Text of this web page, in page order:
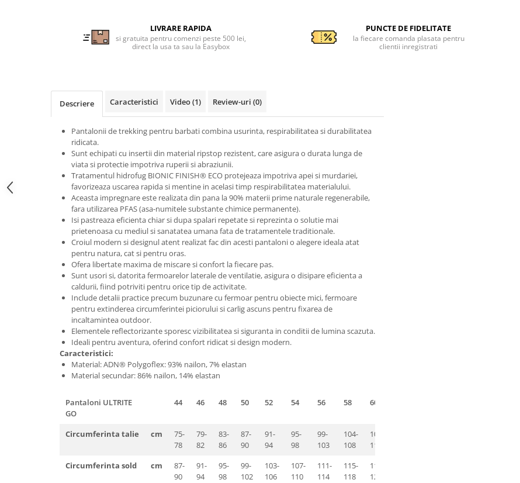
Jachete / Bluze salopeta
Pantaloni impermeabili
Veste de lucru
Industria alimentara
Pantaloni de lucru
Sorturi impermeabile
Pantaloni de lucru in talie
Jachete pentru sudura
Pantaloni de protectie
Pantaloni de lucru cu pieptar
Veste de lucru
Bluze pentru femei
Jachete / Bluze salopeta
Pantaloni de lucru in talie
LIVRARE RAPIDA
si gratuita pentru comenzi peste 500 lei,
direct la usa ta sau la Easybox
PUNCTE DE FIDELITATE
la fiecare comanda plasata pentru
clientii inregistrati
Descriere Caracteristici Video(1) Review-uri (0)
Pantalonii de trekking pentru barbati combina usurinta, respirabilitatea si durabilitatea
ridicata.
Sunt echipati cu insertii din material ripstop rezistent, care asigura o durata lunga de
viata si protectie impotriva ruperii si abraziunii.
Tratamentul hidrofug BIONIC FINISH® ECO protejeaza impotriva apei si murdariei,
favorizeaza uscarea rapida si mentine in acelasi timp respirabilitatea materialului.
Aceasta impregnare este realizata din pana la 90% materii prime naturale regenerabile,
fara utilizarea PFAS (asa-numitele substante chimice permanente).
Isi pastreaza eficienta chiar si dupa spalari repetate si reprezinta o solutie mai
prietenoasa cu mediul si sanatatea umana fata de tratamentele traditionale.
Croiul modern si designul atent realizat fac din acesti pantaloni o alegere ideala atat
pentru natura, cat si pentru oras.
Ofera libertate maxima de miscare si confort la fiecare pas.
Sunt usori si, datorita fermoarelor laterale de ventilatie, asigura o disipare eficienta a
caldurii, fiind potriviti pentru orice tip de activitate.
Include detalii practice precum buzunare cu fermoar pentru obiecte mici, fermoare
pentru extinderea circumferintei piciorului si carlig ascuns pentru fixarea de
incaltamintea outdoor.
Elementele reflectorizante sporesc vizibilitatea si siguranta in conditii de lumina scazuta.
Ideali pentru aventura, oferind confort ridicat si design modern.
Caracteristici:
Material: ADN® Polygoflex: 93% nailon, 7% elastan
Material secundar: 86% nailon, 14% elastan
Pantaloni ULTRITE
GO
44 46 48 50 52 54 56 58 60
Circumferinta talie cm
75-
78
79-
82
83-
86
87-
90
91-
94
95-
98
99-
103
104-
108
109-
113
Circumferinta sold
cm
87-
90
91-
94
95-
98
99-
102
103-
106
107-
110
111-
114
115-
118
119-
122